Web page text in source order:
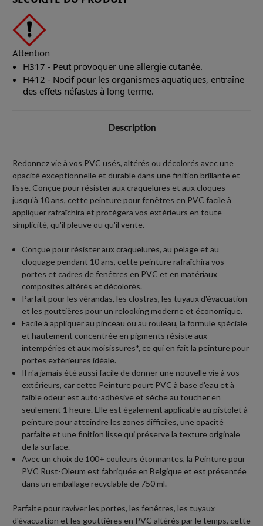
Attention
H317 - Peut provoquer une allergie cutanée.
H412 - Nocif pour les organismes aquatiques, entraîne
des effets néfastes à long terme.
Description
Redonnez vie à vos PVC usés, altérés ou décolorés avec une
opacité exceptionnelle et durable dans une finition brillante et
lisse. Conçue pour résister aux craquelures et aux cloques
jusqu'à 10 ans, cette peinture pour fenêtres en PVC facile à
appliquer rafraîchira et protégera vos extérieurs en toute
simplicité, qu'il pleuve ou qu'il vente.
Conçue pour résister aux craquelures, au pelage et au
cloquage pendant 10 ans, cette peinture rafraîchira vos
portes et cadres de fenêtres en PVC et en matériaux
composites altérés et décolorés.
Parfait pour les vérandas, les clostras, les tuyaux d'évacuation
et les gouttières pour un relooking moderne et économique.
Facile à appliquer au pinceau ou au rouleau, la formule spéciale
et hautement concentrée en pigments résiste aux
intempéries et aux moisissures*, ce qui en fait la peinture pour
portes extérieures idéale.
Il n'a jamais été aussi facile de donner une nouvelle vie à vos
extérieurs, car cette Peinture pourt PVC à base d'eau et à
faible odeur est auto-adhésive et sèche au toucher en
seulement 1 heure. Elle est également applicable au pistolet à
peinture pour atteindre les zones difficiles, une opacité
parfaite et une finition lisse qui préserve la texture originale
de la surface.
Avec un choix de 100+ couleurs étonnantes, la Peinture pour
PVC Rust-Oleum est fabriquée en Belgique et est présentée
dans un emballage recyclable de 750 ml.
Parfaite pour raviver les portes, les fenêtres, les tuyaux
d'évacuation et les gouttières en PVC altérés par le temps, cette